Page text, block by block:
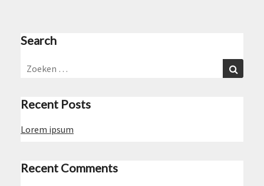
Search
Zoeken
Recent Posts
Lorem ipsum
Recent Comments